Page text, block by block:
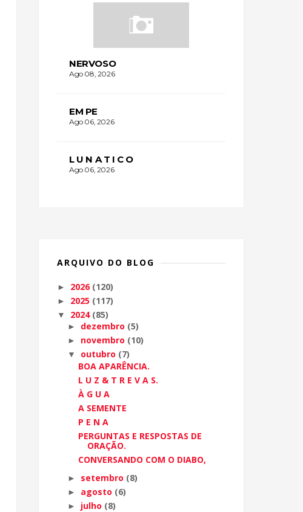
NERVOSO
Ago 08, 2026
EM PE
Ago 06, 2026
L U N A T I C O
Ago 06, 2026
ARQUIVO DO BLOG
► 2026 (120)
► 2025 (117)
▼ 2024 (85)
► dezembro (5)
► novembro (10)
▼ outubro (7)
BOA APARÊNCIA.
L U Z & T R E V A S.
À G U A
A SEMENTE
P E N A
PERGUNTAS E RESPOSTAS DE
ORAÇÃO.
CONVERSANDO COM O DIABO,
► setembro (8)
► agosto (6)
► julho (8)